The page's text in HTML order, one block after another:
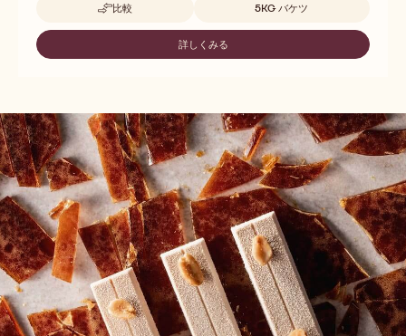
比較
-
ALMOND
HAZELNUT
5KG バケツ
詳しくみる
-